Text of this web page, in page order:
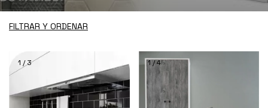
FILTRAR Y ORDENAR
1 /3 1/4